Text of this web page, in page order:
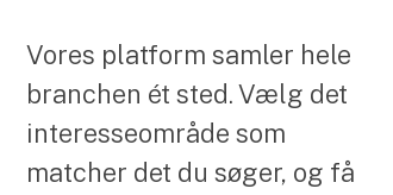
Vores platform samler hele
branchen ét sted. Vælg det
interesseområde som
matcher det du søger, og få